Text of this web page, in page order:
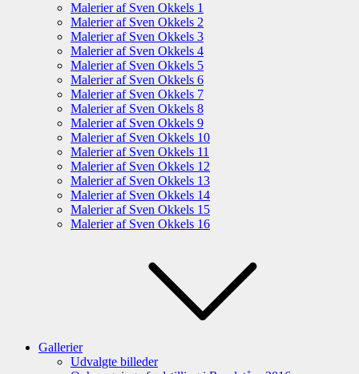
Malerier af Sven Okkels 1
Malerier af Sven Okkels 2
Malerier af Sven Okkels 3
Malerier af Sven Okkels 4
Malerier af Sven Okkels 5
Malerier af Sven Okkels 6
Malerier af Sven Okkels 7
Malerier af Sven Okkels 8
Malerier af Sven Okkels 9
Malerier af Sven Okkels 10
Malerier af Sven Okkels 11
Malerier af Sven Okkels 12
Malerier af Sven Okkels 13
Malerier af Sven Okkels 14
Malerier af Sven Okkels 15
Malerier af Sven Okkels 16
Gallerier
Udvalgte billeder